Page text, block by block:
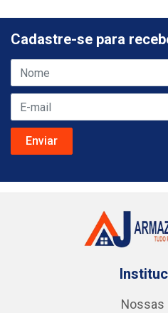
Cadastre-se para
Nossas